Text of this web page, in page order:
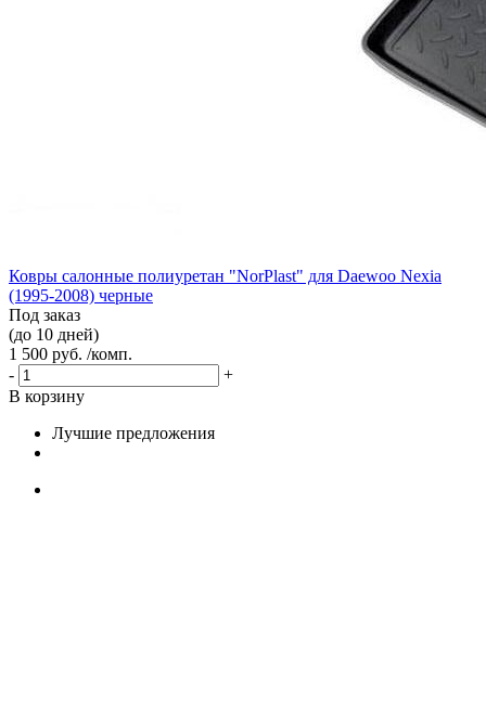
Ковры салонные полиуретан "NorPlast" для Daewoo Nexia
(1995-2008) черные
Под заказ
(до 10 дней)
1 500 руб. /комп.
-
+
В корзину
Лучшие предложения